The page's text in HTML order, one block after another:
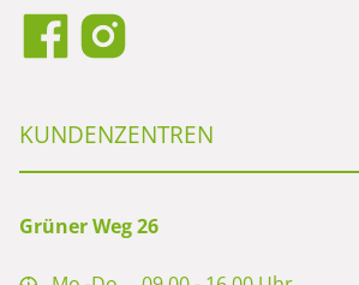
KUNDENZENTREN
Grüner Weg 26